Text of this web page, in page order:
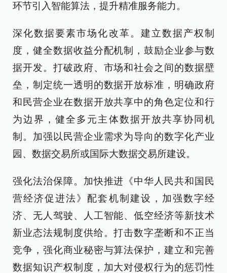
环节引入智能算法，提升精准服务能力。
深化数据要素市场化改革。建立数据产权制
度，健全数据收益分配机制，鼓励企业参与数
据开发。打破政府、市场和社会之间的数据壁
垒，制定统一透明的数据开放标准，明确政府
和民营企业在数据开放共享中的角色定位和行
为边界，健全多元主体数据开放共享协同机
制。加强以民营企业需求为导向的数字化产业
园、数据交易所或国际大数据交易所建设。
强化法治保障。加快推进《中华人民共和国民
营经济促进法》配套机制建设，加强数字经
济、无人驾驶、人工智能、低空经济等新技术
新业态法规制度供给。打击数字垄断和不正当
竞争，强化商业秘密与算法保护，建立和完善
数据知识产权制度，加大对侵权行为的惩罚性